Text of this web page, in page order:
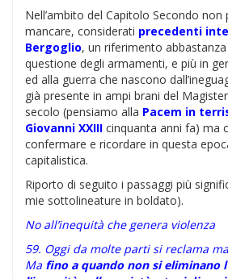
Nell’ambito del Capitolo Secondo non
mancare, considerati precedenti
Bergoglio, un riferimento
questione degli armamenti, e più in
ed alla guerra che nascono
già presente in ampi brani del
secolo (pensiamo alla Pacem in
Giovanni XXIII cinquanta anni fa) ma
confermare e ricordare in questa
capitalistica.
Riporto di seguito i passaggi più
mie sottolineature in boldato).
No all’inequità che genera violenza
59. Oggi da molte parti si reclama
Ma fino a quando non si eliminano